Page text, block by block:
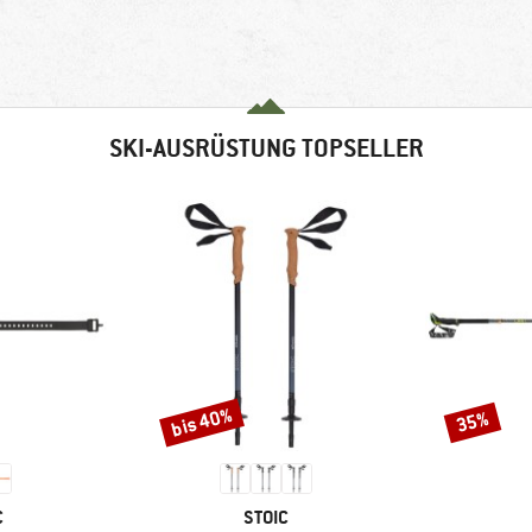
SKI-AUSRÜSTUNG TOPSELLER
MARKE
STOIC
Rabatt
bis 40% Rabatt
35%